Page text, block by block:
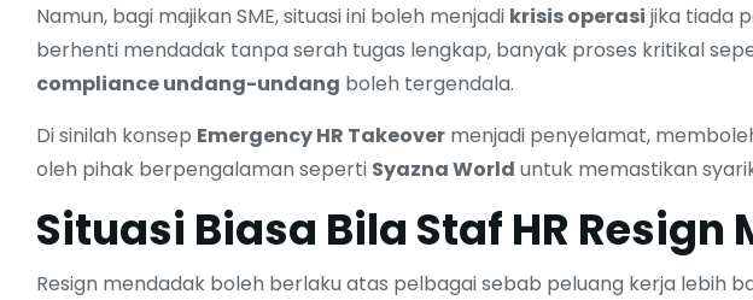
Namun, bagi majikan SME, situasi ini boleh menjadi krisis operasi jika tiada
berhenti mendadak tanpa serah tugas lengkap, banyak proses kritikal
compliance undang-undang boleh tergendala.
Di sinilah konsep Emergency HR Takeover menjadi penyelamat,
oleh pihak berpengalaman seperti Syazna World untuk memastikan
Situasi Biasa Bila Staf HR Resign
Resign mendadak boleh berlaku atas pelbagai sebab peluang kerja lebih